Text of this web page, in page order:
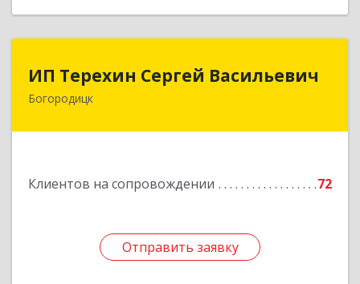
ИП Терехин Сергей Васильевич
Богородицк
Клиентов на сопровождении 72
Отправить заявку
ИП Терехин Сергей Васильевич
301831, Тульская обл, Богородицкий р-н,
Отправить заявку